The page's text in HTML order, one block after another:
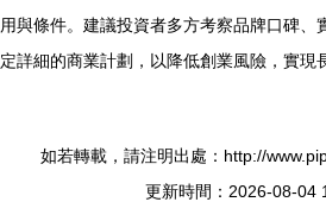
用與條件。建議投資者多方考察品牌口碑、
定詳細的商業計劃，以降低創業風險，實現
如若轉載，請注明出處：http://
更新時間：2026-08-04